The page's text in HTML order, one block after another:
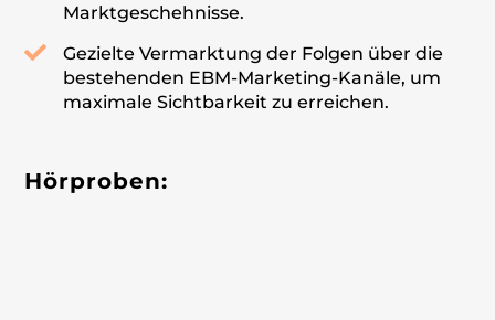
Marktgeschehnisse.
Gezielte Vermarktung der Folgen über die
bestehenden EBM-Marketing-Kanäle, um
maximale Sichtbarkeit zu erreichen.
Hörproben: